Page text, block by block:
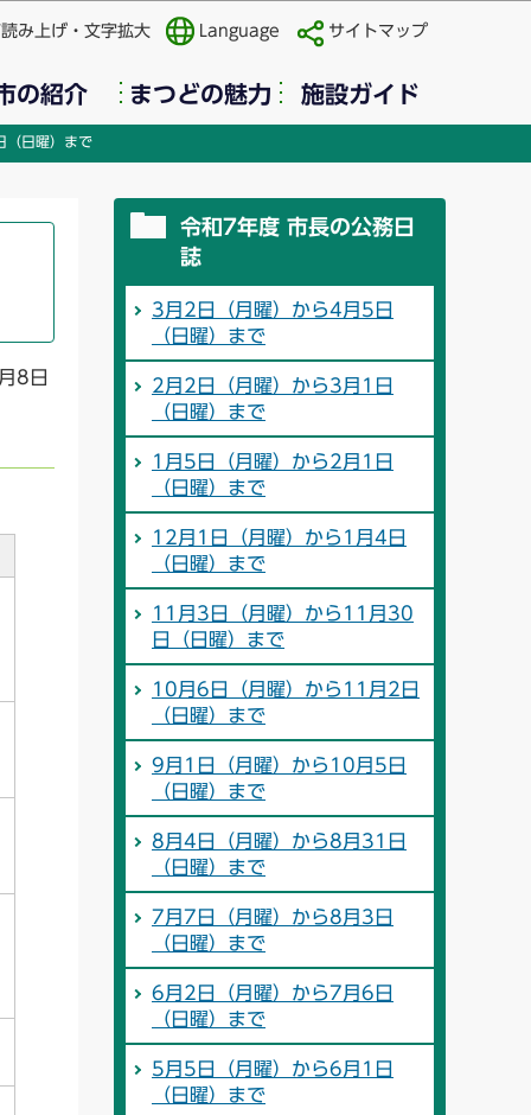
み上げ・文字拡大 Language サイトマップ
の紹介 まつどの魅力 施設ガイド
（日曜）まで
8日
令和7年度 市長の公務日
誌
3月2日（月曜）から4月5日
（日曜）まで
2月2日（月曜）から3月1日
（日曜）まで
1月5日（月曜）から2月1日
（日曜）まで
12月1日（月曜）から1月4日
（日曜）まで
11月3日（月曜）から11月30
日（日曜）まで
10月6日（月曜）から11月2日
（日曜）まで
9月1日（月曜）から10月5日
（日曜）まで
8月4日（月曜）から8月31日
（日曜）まで
7月7日（月曜）から8月3日
（日曜）まで
6月2日（月曜）から7月6日
（日曜）まで
5月5日（月曜）から6月1日
（日曜）まで